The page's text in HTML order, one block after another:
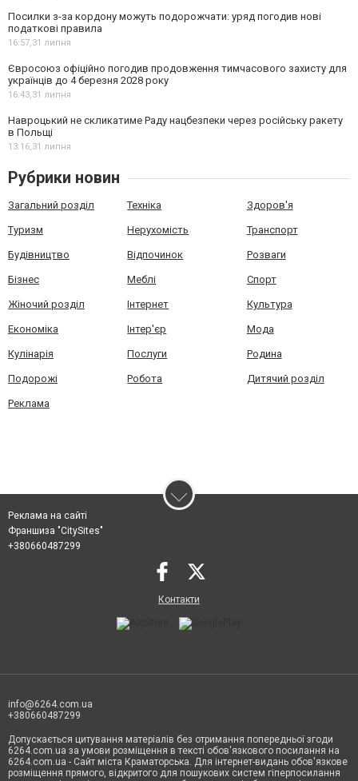
Посилки з-за кордону можуть подорожчати: уряд погодив нові
податкові правила
16:57,31 липня
Євросоюз офіційно погодив продовження тимчасового захисту для
українців до 4 березня 2028 року
16:43,31 липня
Навроцький не скликатиме Раду нацбезпеки через російську ракету
в Польщі
13:16,31 липня
Рубрики новин
Загальний розділ Техніка Здоров'я
Туризм Нерухомість Транспорт
Будівництво Відпочинок Розваги
Бізнес Меблі Спорт
Жіночий розділ Інтернет Культура
Економіка Інтер'єр Мода
Кулінарія Послуги Родина
Подорожі Робота Дитячий розділ
Реклама
Реклама на сайті
Франшиза "CitySites"
+380660487299
Контакти
info@6264.com.ua
+380660487299
Допускається цитування матеріалів без отримання попередньої згоди
6264.com.ua за умови розміщення в тексті обов'язкового посилання на
6264.com.ua - Сайт міста Краматорська. Для інтернет-видань обов'язкове
розміщення прямого, відкритого для пошукових систем гіперпосилання